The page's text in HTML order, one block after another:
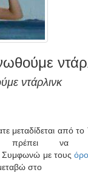
ντάρλινκ
μεταδίδεται από το
πρέπει να
. Συμφωνώ με τους
στο